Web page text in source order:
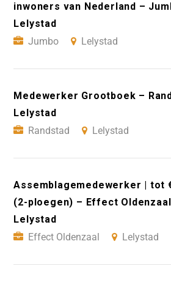
inwoners van Nederland –
Lelystad
Jumbo
Lelystad
Medewerker Grootboek –
Lelystad
Randstad
Lelystad
Assemblagemedewerker | tot
(2-ploegen) – Effect
Lelystad
Effect Oldenzaal
Lelystad